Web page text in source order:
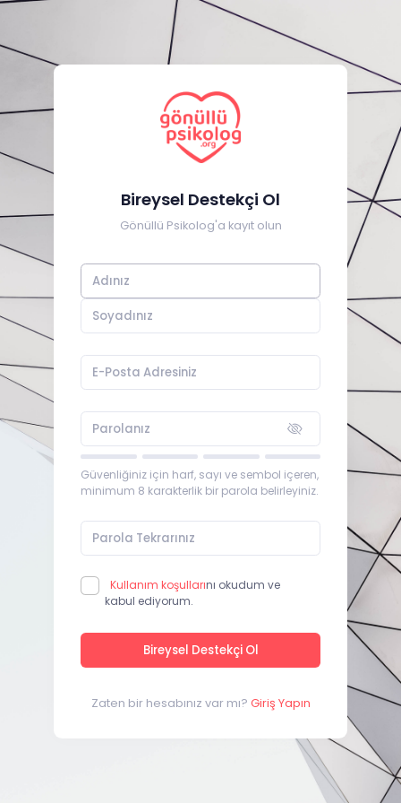
Bireysel Destekçi Ol
Gönüllü Psikolog'a kayıt olun
Güvenliğiniz için harf, sayı ve sembol içeren,
minimum 8 karakterlik bir parola belirleyiniz.
Kullanım koşullarını okudum ve
kabul ediyorum.
Bireysel Destekçi Ol
Zaten bir hesabınız var mı? Giriş Yapın